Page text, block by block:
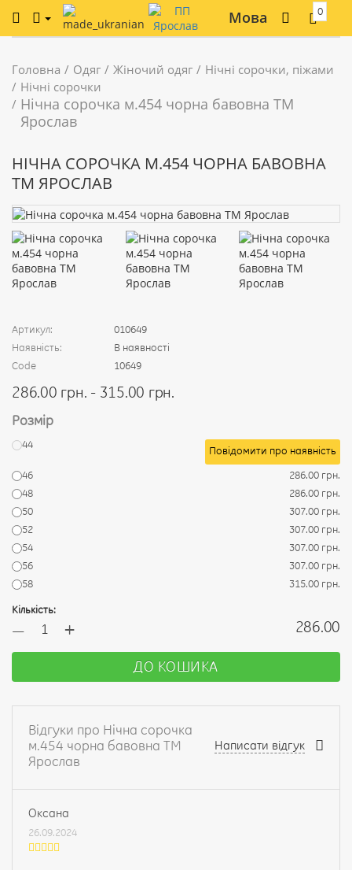
Мова 0
Головна Одяг Жіночий одяг
Нічні сорочки, піжами
Нічні сорочки
Нічна сорочка м.454 чорна бавовна ТМ
Ярослав
НІЧНА СОРОЧКА М.454 ЧОРНА БАВОВНА
ТМ ЯРОСЛАВ
Артикул:
010649
Наявність:
В наявності
Code
10649
286.00 грн. - 315.00 грн.
Розмір
44
Повідомити про наявність
46
286.00 грн.
48
286.00 грн.
50
307.00 грн.
52
307.00 грн.
54
307.00 грн.
56
307.00 грн.
58
315.00 грн.
Кількість:
— + 286.00
ДО КОШИКА
Відгуки про Нічна сорочка
м.454 чорна бавовна ТМ
Ярослав
Написати відгук
Оксана
26.09.2024